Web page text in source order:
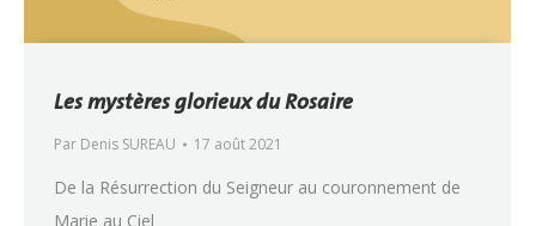
Les mystères glorieux du Rosaire
Par Denis SUREAU 17 août 2021
De la Résurrection du Seigneur au couronnement de
Marie au Ciel